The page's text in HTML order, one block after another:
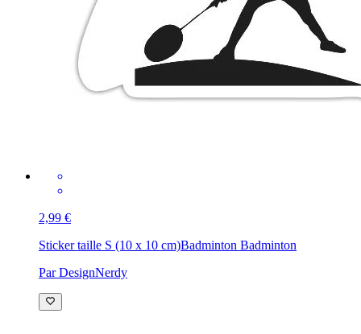
2,99 €
Sticker taille S (10 x 10 cm)Badminton Badminton
Par DesignNerdy